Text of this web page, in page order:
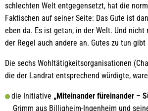
schlechten Welt entgegensetzt, hat die
Faktischen auf seiner Seite: Das Gute ist
eben da. Es ist getan, in der Welt. Und nicht
der Regel auch andere an. Gutes zu tun gibt
Die sechs Wohltätigkeitsorganisationen
die der Landrat entsprechend würdigte,
die Initiative „Miteinander füreinander –
Grimm aus Billigheim-Ingenheim und